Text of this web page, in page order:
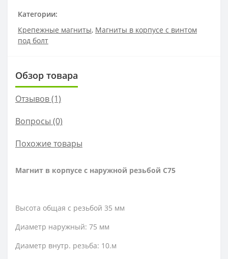
Категории:
Крепежные магниты, Магниты в корпусе с винтом
под болт
Обзор товара
Отзывов (1)
Вопросы (0)
Похожие товары
Магнит в корпусе с наружной резьбой С75
Высота общая с резьбой 35 мм
Диаметр наружный: 75 мм
Диаметр внутр. резьба: 10.м